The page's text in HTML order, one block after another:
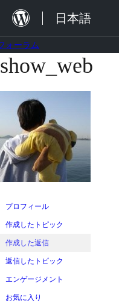
を
ス
日本語
ォーラム
コ
ツ
へ
ス
ッ
プ
show_web
プロフィール
作成したトピック
作成した返信
返信したトピック
エンゲージメント
お気に入り